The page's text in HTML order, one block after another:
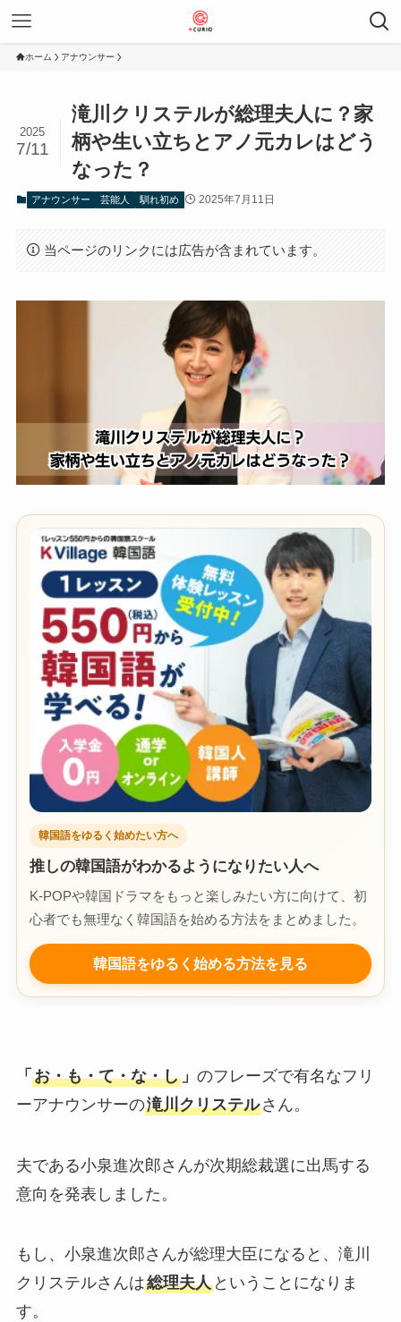
ホーム アナウンサー
滝川クリステルが総理夫人に？家
柄や生い立ちとアノ元カレはどう
なった？
2025
7/11
アナウンサー 芸能人 馴れ初め 2025年7月11日
当ページのリンクには広告が含まれています。
韓国語をゆるく始めたい方へ
推しの韓国語がわかるようになりたい人へ
K-POPや韓国ドラマをもっと楽しみたい方に向けて、初
心者でも無理なく韓国語を始める方法をまとめました。
韓国語をゆるく始める方法を見る
「 お・も・て・な・し」 のフレーズで有名なフリ
ーアナウンサーの滝川クリステルさん。
夫である小泉進次郎さんが次期総裁選に出馬する
意向を発表しました。
もし、小泉進次郎さんが総理大臣になると、滝川
クリステルさんは総理夫人ということになりま
す。